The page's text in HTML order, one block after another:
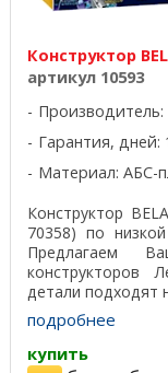
Конструктор
артикул 10593
Производитель:
Гарантия, дней:
Материал: АБС-
Конструктор
70358) по
Предлагаем
конструкторов
детали подходят
подробнее
купить